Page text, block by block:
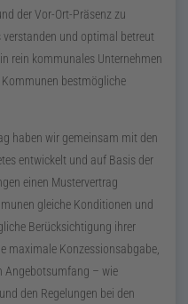
der Vor-Ort-Präsenz zu
verstanden und optimal betreut
rein kommunales Unternehmen
bestmögliche
haben wir gemeinsam mit den
entwickelt und auf Basis der
einen Mustervertrag
gleiche Konditionen und
Berücksichtigung ihrer
maximale Konzessionsabgabe,
Angebotsumfang – wie
den Regelungen bei den